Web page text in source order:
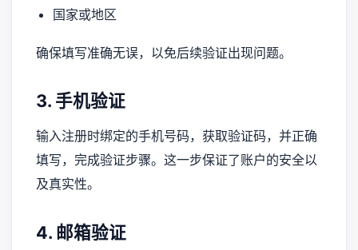
国家或地区
确保填写准确无误，以免后续验证出现问题。
3. 手机验证
输入注册时绑定的手机号码，获取验证码，并正确
填写，完成验证步骤。这一步保证了账户的安全以
及真实性。
4. 邮箱验证